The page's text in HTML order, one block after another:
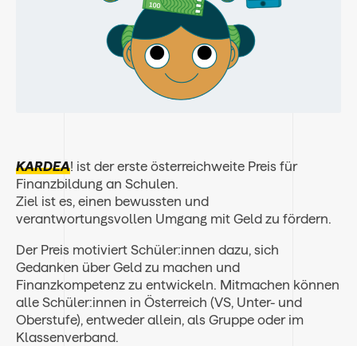
KARDEA! ist der erste österreichweite Preis für
Finanzbildung an Schulen.
Ziel ist es, einen bewussten und
verantwortungsvollen Umgang mit Geld zu fördern.
Der Preis motiviert Schüler:innen dazu, sich
Gedanken über Geld zu machen und
Finanzkompetenz zu entwickeln. Mitmachen können
alle Schüler:innen in Österreich (VS, Unter- und
Oberstufe), entweder allein, als Gruppe oder im
Klassenverband.